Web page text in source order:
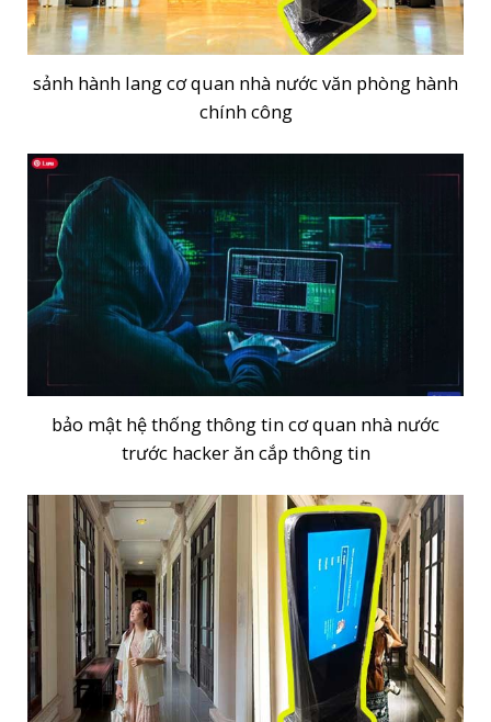
sảnh hành lang cơ quan nhà nước văn phòng hành
chính công
bảo mật hệ thống thông tin cơ quan nhà nước
trước hacker ăn cắp thông tin